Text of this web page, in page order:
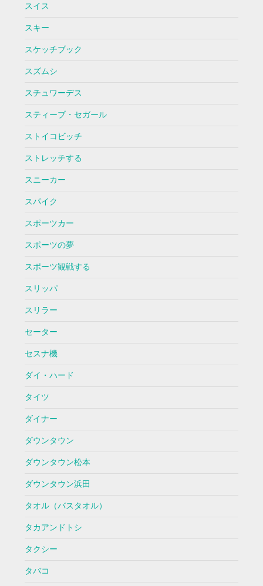
スイス
スキー
スケッチブック
スズムシ
スチュワーデス
スティーブ・セガール
ストイコビッチ
ストレッチする
スニーカー
スパイク
スポーツカー
スポーツの夢
スポーツ観戦する
スリッパ
スリラー
セーター
セスナ機
ダイ・ハード
タイツ
ダイナー
ダウンタウン
ダウンタウン松本
ダウンタウン浜田
タオル（バスタオル）
タカアンドトシ
タクシー
タバコ